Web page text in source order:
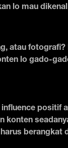
lo mau
atau
lo gado-
positif
konten
berangkat